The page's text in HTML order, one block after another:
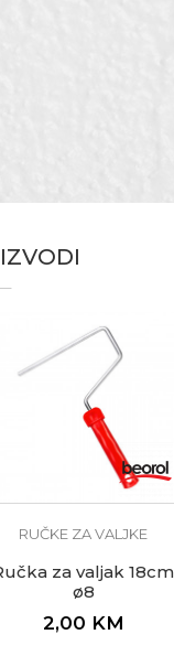
Parketari, Zidari
RUČKE ZA VALJKE
za valjak 18cm
ø8
2,00 KM